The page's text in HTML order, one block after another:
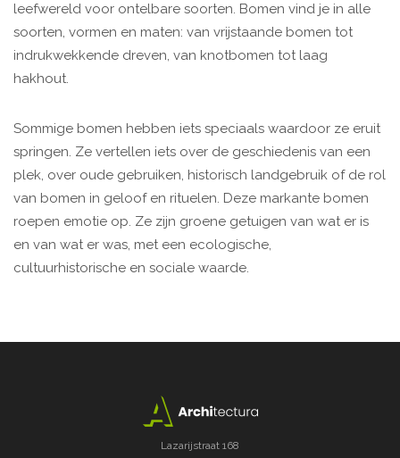
leefwereld voor ontelbare soorten. Bomen vind je in alle
soorten, vormen en maten: van vrijstaande bomen tot
indrukwekkende dreven, van knotbomen tot laag
hakhout.
Sommige bomen hebben iets speciaals waardoor ze eruit
springen. Ze vertellen iets over de geschiedenis van een
plek, over oude gebruiken, historisch landgebruik of de rol
van bomen in geloof en rituelen. Deze markante bomen
roepen emotie op. Ze zijn groene getuigen van wat er is
en van wat er was, met een ecologische,
cultuurhistorische en sociale waarde.
Lazarijstraat 168